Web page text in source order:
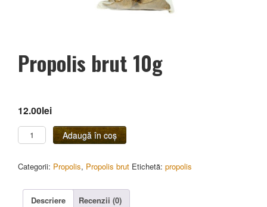
Propolis brut 10g
12.00lei
Cantitate
Propolis
Adaugă în coș
Categorii: Propolis, Propolis brut Etichetă: propolis
Descriere Recenzii (0)